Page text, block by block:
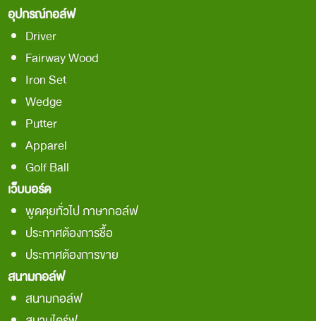
อุปกรณ์กอล์ฟ
Driver
Fairway Wood
Iron Set
Wedge
Putter
Apparel
Golf Ball
เว็บบอร์ด
พูดคุยทั่วไป ภาษากอล์ฟ
ประกาศต้องการชื้อ
ประกาศต้องการขาย
สนามกอล์ฟ
สนามกอล์ฟ